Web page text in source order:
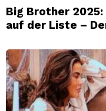
Big Brother
auf der Liste –